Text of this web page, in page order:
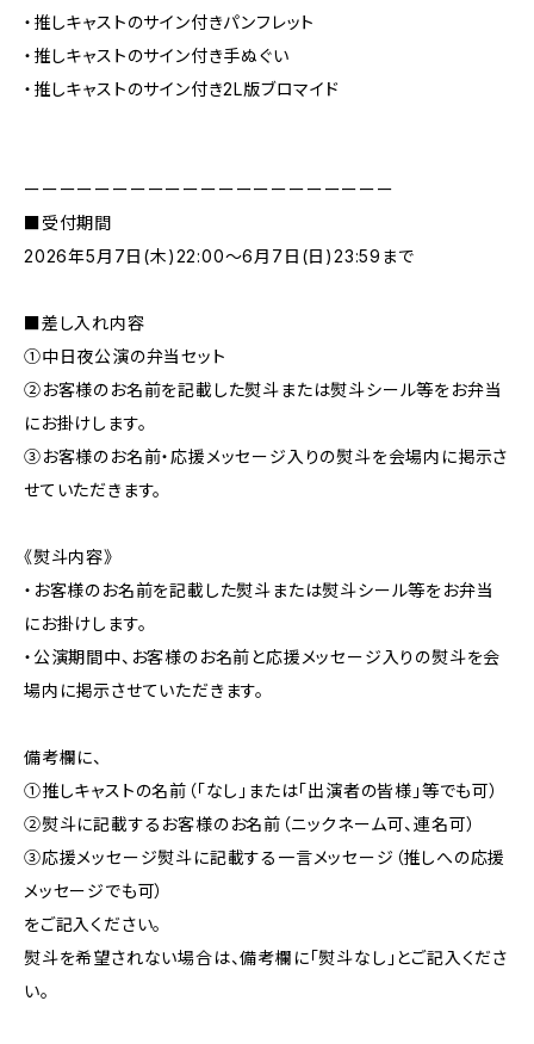
・推しキャストのサイン付きパンフレット
・推しキャストのサイン付き手ぬぐい
・推しキャストのサイン付き2L版ブロマイド
ーーーーーーーーーーーーーーーーーーーーー
■受付期間
2026年5月7日(木)22:00〜6月7日(日)23:59まで
■差し入れ内容
①中日夜公演の弁当セット
②お客様のお名前を記載した熨斗または熨斗シール等をお弁当
にお掛けします。
③お客様のお名前・応援メッセージ入りの熨斗を会場内に掲示さ
せていただきます。
《熨斗内容》
・お客様のお名前を記載した熨斗または熨斗シール等をお弁当
にお掛けします。
・公演期間中、お客様のお名前と応援メッセージ入りの熨斗を会
場内に掲示させていただきます。
備考欄に、
①推しキャストの名前（「なし」または「出演者の皆様」等でも可）
②熨斗に記載するお客様のお名前（ニックネーム可、連名可）
③応援メッセージ熨斗に記載する一言メッセージ（推しへの応援
メッセージでも可）
をご記入ください。
熨斗を希望されない場合は、備考欄に「熨斗なし」とご記入くださ
い。